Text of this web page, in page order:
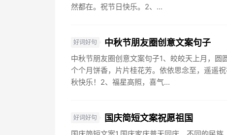
然都在。祝节日快乐。2、...
好词好句 中秋节朋友圈创意文案句子
中秋节朋友圈创意文案句子1、皎皎天上月，圆
个个月饼香，片片桂花芳。依依思念至，遥遥
秋快乐！2、福星高照，喜气...
好词好句 国庆简短文案祝愿祖国